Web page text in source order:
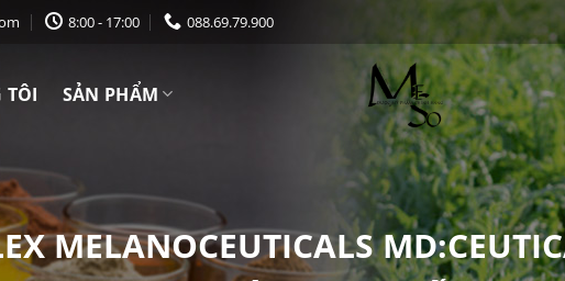
8:00 - 17:00 088.69.79.900
TÔI SẢN PHẨM
MELANOCEUTICALS